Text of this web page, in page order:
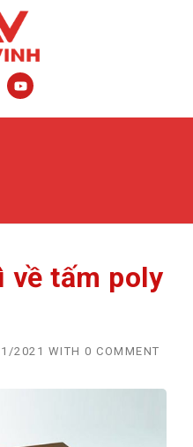
về tấm poly
2021 WITH 0 COMMENT